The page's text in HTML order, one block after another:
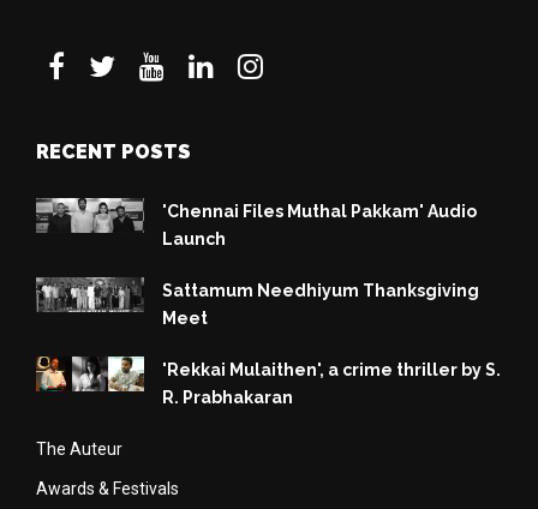
RECENT POSTS
'Chennai Files Muthal Pakkam' Audio
Launch
Sattamum Needhiyum Thanksgiving
Meet
'Rekkai Mulaithen', a crime thriller by S.
R. Prabhakaran
The Auteur
Awards & Festivals